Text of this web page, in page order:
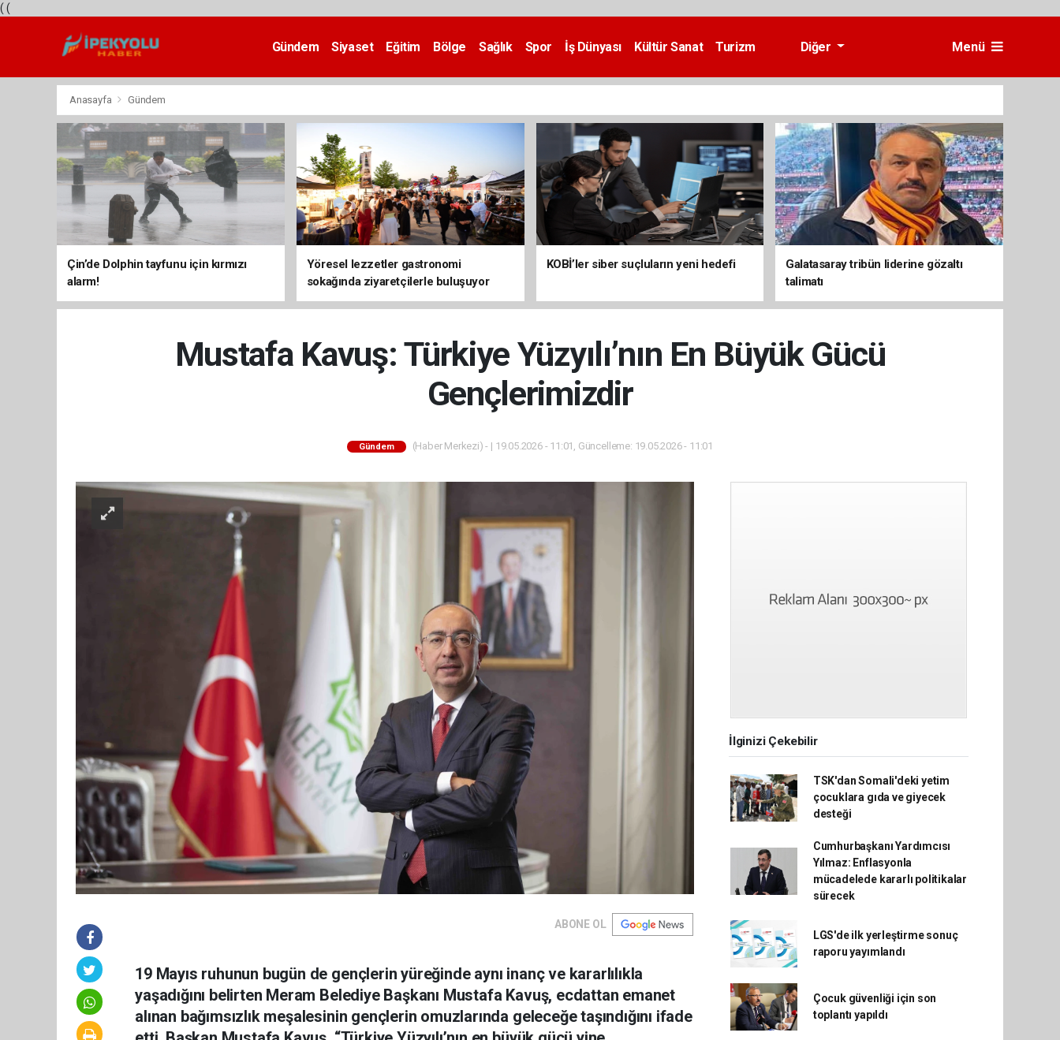
( (
Gündem Siyaset Eğitim Bölge Sağlık Spor İş Dünyası Kültür Sanat
Turizm
Diğer Menü
Anasayfa Gündem
Çin’de Dolphin tayfunu için kırmızı
alarm!
Yöresel lezzetler gastronomi
sokağında ziyaretçilerle buluşuyor
KOBİ’ler siber suçluların yeni hedefi
Galatasaray tribün liderine gözaltı
talimatı
Mustafa Kavuş: Türkiye Yüzyılı’nın En Büyük Gücü
Gençlerimizdir
Gündem (Haber Merkezi) - | 19.05.2026 - 11:01, Güncelleme: 19.05.2026 - 11:01
ABONE OL
19 Mayıs ruhunun bugün de gençlerin yüreğinde aynı inanç ve kararlılıkla
yaşadığını belirten Meram Belediye Başkanı Mustafa Kavuş, ecdattan emanet
alınan bağımsızlık meşalesinin gençlerin omuzlarında geleceğe taşındığını ifade
İlginizi Çekebilir
TSK'dan Somali'deki yetim
çocuklara gıda ve giyecek
desteği
Cumhurbaşkanı Yardımcısı
Yılmaz: Enflasyonla
mücadelede kararlı politikalar
sürecek
LGS'de ilk yerleştirme sonuç
raporu yayımlandı
Çocuk güvenliği için son
toplantı yapıldı